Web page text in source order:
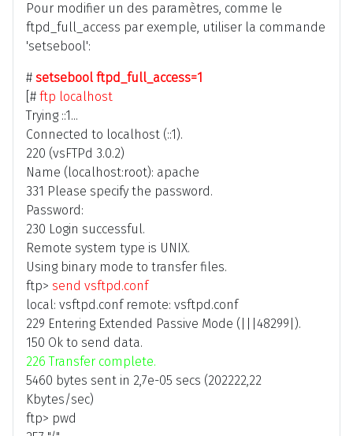
Pour modifier un des paramètres, comme le
ftpd_full_access par exemple, utiliser la commande
'setsebool':
# setsebool ftpd_full_access=1
[# ftp localhost
Trying ::1...
Connected to localhost (::1).
220 (vsFTPd 3.0.2)
Name (localhost:root): apache
331 Please specify the password.
Password:
230 Login successful.
Remote system type is UNIX.
Using binary mode to transfer files.
ftp> send vsftpd.conf
local: vsftpd.conf remote: vsftpd.conf
229 Entering Extended Passive Mode (|||48299|).
150 Ok to send data.
226 Transfer complete.
5460 bytes sent in 2,7e-05 secs (202222,22
Kbytes/sec)
ftp> pwd